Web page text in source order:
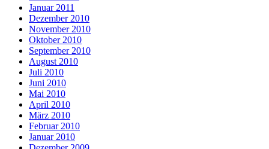
Januar 2011
Dezember 2010
November 2010
Oktober 2010
September 2010
August 2010
Juli 2010
Juni 2010
Mai 2010
April 2010
März 2010
Februar 2010
Januar 2010